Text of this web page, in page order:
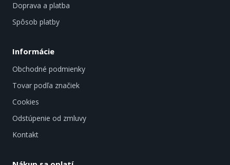
Doprava a platba
Spôsob platby
Informácie
Obchodné podmienky
Tovar podľa značiek
Cookies
Odstúpenie od zmluvy
Kontakt